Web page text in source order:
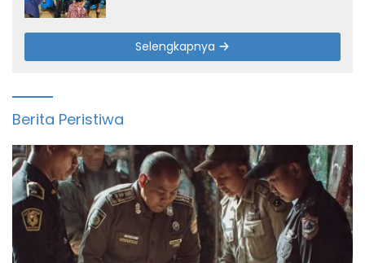
Selengkapnya
Berita Peristiwa